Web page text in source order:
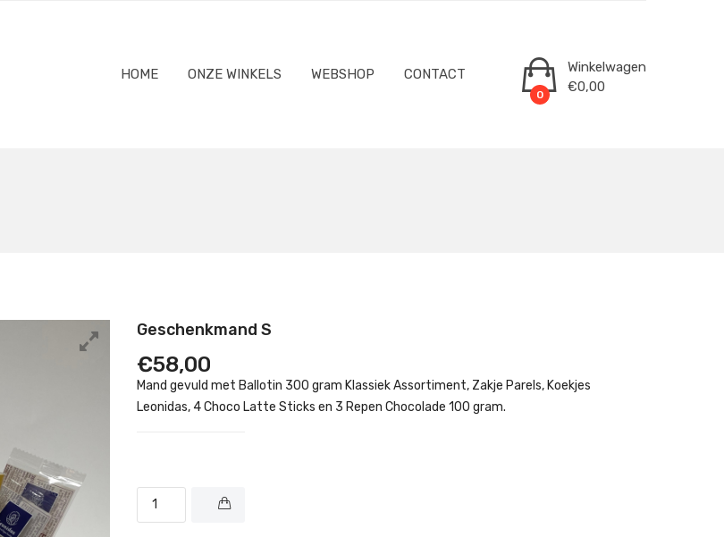
HOME ONZE WINKELS WEBSHOP CONTACT
0
Winkelwagen
€0,00
Geschenkmand S
€58,00
Mand gevuld met Ballotin 300 gram Klassiek Assortiment, Zakje Parels, Koekjes
Leonidas, 4 Choco Latte Sticks en 3 Repen Chocolade 100 gram.